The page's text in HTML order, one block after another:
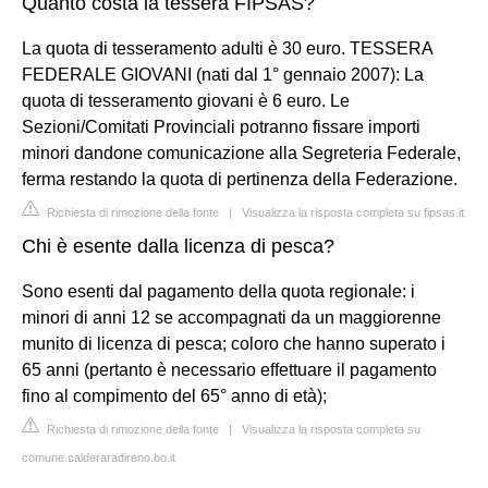
La quota di tesseramento adulti è 30 euro. TESSERA
FEDERALE GIOVANI (nati dal 1° gennaio 2007): La
quota di tesseramento giovani è 6 euro. Le
Sezioni/Comitati Provinciali potranno fissare importi
minori dandone comunicazione alla Segreteria Federale,
ferma restando la quota di pertinenza della Federazione.
Richiesta di rimozione della fonte | Visualizza la risposta completa su fipsas.it
Chi è esente dalla licenza di pesca?
Sono esenti dal pagamento della quota regionale: i
minori di anni 12 se accompagnati da un maggiorenne
munito di licenza di pesca; coloro che hanno superato i
65 anni (pertanto è necessario effettuare il pagamento
fino al compimento del 65° anno di età);
Richiesta di rimozione della fonte | Visualizza la risposta completa su
comune.calderaradireno.bo.it